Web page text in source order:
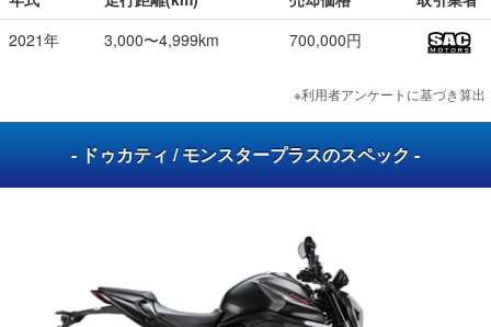
2021年
3,000〜4,999km 700,000円
※利用者アンケートに基づき算出
- ドゥカティ / モンスタープラスのスペック -